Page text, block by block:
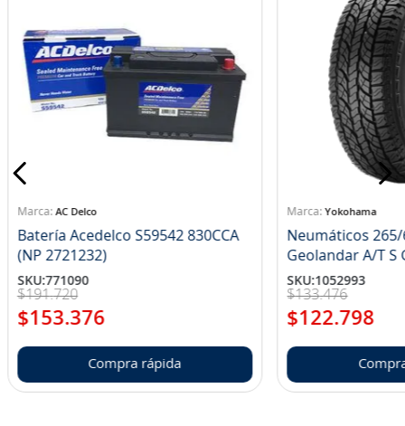
AC Delco
Batería Acedelco S59542 830CCA
(NP 2721232)
SKU:771090
$191.720
$153.376
Compra rápida
Yokohama
Neumáticos 265/
SKU:1052993
$133.476
$122.798